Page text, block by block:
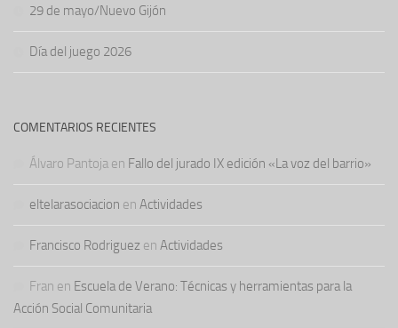
29 de mayo/Nuevo Gijón
Día del juego 2026
COMENTARIOS RECIENTES
Álvaro Pantoja en Fallo del jurado IX edición «La voz del barrio»
eltelarasociacion en Actividades
Francisco Rodriguez en Actividades
Fran en Escuela de Verano: Técnicas y herramientas para la
Acción Social Comunitaria